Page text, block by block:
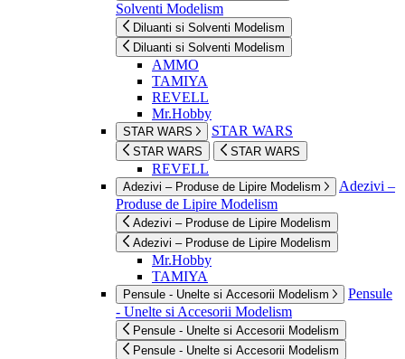
Solventi Modelism
Diluanti si Solventi Modelism
Diluanti si Solventi Modelism
AMMO
TAMIYA
REVELL
Mr.Hobby
STAR WARS STAR WARS
STAR WARS STAR WARS
REVELL
Adezivi – Produse de Lipire Modelism
Adezivi –
Produse de Lipire Modelism
Adezivi – Produse de Lipire Modelism
Adezivi – Produse de Lipire Modelism
Mr.Hobby
TAMIYA
Pensule - Unelte si Accesorii Modelism
Pensule
- Unelte si Accesorii Modelism
Pensule - Unelte si Accesorii Modelism
Pensule - Unelte si Accesorii Modelism